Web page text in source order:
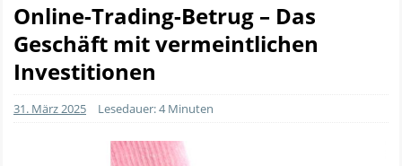
Online-Trading-Betrug – Das
Geschäft mit vermeintlichen
Investitionen
31. März 2025 Lesedauer: 4 Minuten